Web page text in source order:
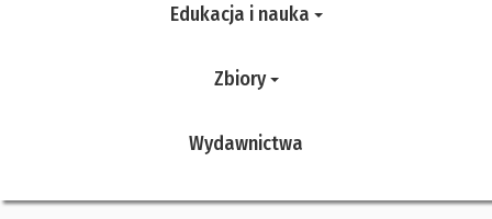
Edukacja i nauka
Zbiory
Wydawnictwa